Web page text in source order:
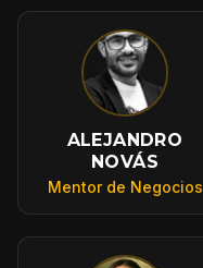
ALEJANDRO
NOVÁS
Mentor de Negocios